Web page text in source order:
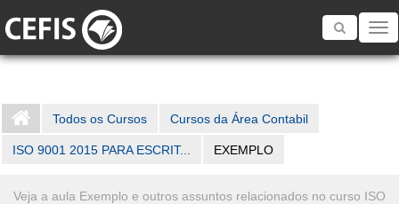
Toggle
Todos os Cursos Cursos da Área Contabil
ISO 9001 2015 PARA ESCRIT... EXEMPLO
Veja a aula Exemplo e outros assuntos relacionados no curso ISO